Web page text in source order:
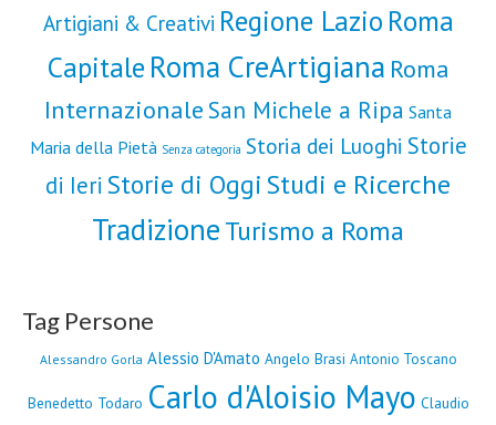
Artigiani & Creativi Regione Lazio Roma
Capitale Roma CreArtigiana Roma
InternazionaleSan Michele a Ripa Santa
Maria della Pietà Senza categoria Storia dei Luoghi Storie
di Ieri Storie di Oggi Studi e Ricerche
TradizioneTurismo a Roma
Tag Persone
Alessandro Gorla Alessio D'Amato Angelo Brasi Antonio Toscano
Benedetto Todaro Carlo d'Aloisio Mayo Claudio